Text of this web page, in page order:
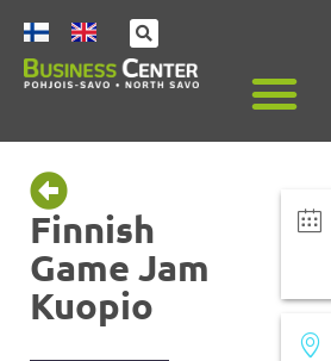
Finnish
Game Jam
Kuopio